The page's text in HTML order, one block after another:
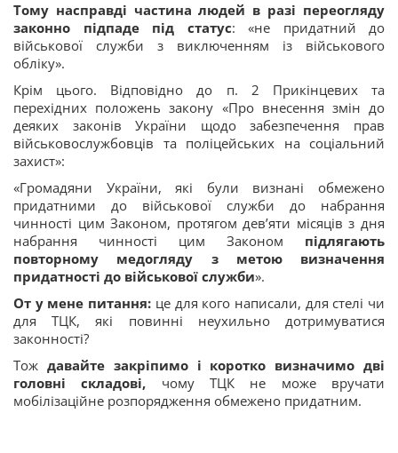
Тому насправді частина людей в разі переогляду
законно підпаде під статус: «не придатний до
військової служби з виключенням із військового
обліку».
Крім цього. Відповідно до п. 2 Прикінцевих та
перехідних положень закону «Про внесення змін до
деяких законів України щодо забезпечення прав
військовослужбовців та поліцейських на соціальний
захист»:
«Громадяни України, які були визнані обмежено
придатними до військової служби до набрання
чинності цим Законом, протягом дев’яти місяців з дня
набрання чинності цим Законом підлягають
повторному медогляду з метою визначення
придатності до військової служби».
От у мене питання: це для кого написали, для стелі чи
для ТЦК, які повинні неухильно дотримуватися
законності?
Тож давайте закріпимо і коротко визначимо дві
головні складові, чому ТЦК не може вручати
мобілізаційне розпорядження обмежено придатним.